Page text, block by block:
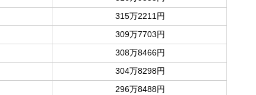
315万2211円
309万7703円
308万8466円
304万8298円
296万8488円